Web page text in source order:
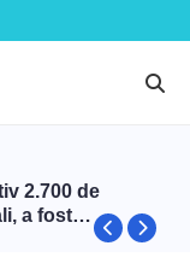
2.700 de
a fost